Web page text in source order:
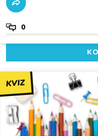
0
KVIZ